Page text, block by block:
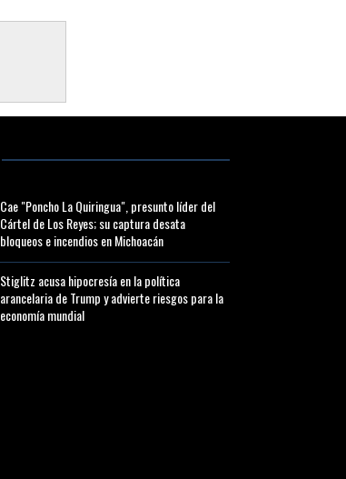
Cae "Poncho La Quiringua", presunto líder del
Cártel de Los Reyes; su captura desata
bloqueos e incendios en Michoacán
Stiglitz acusa hipocresía en la política
arancelaria de Trump y advierte riesgos para la
economía mundial